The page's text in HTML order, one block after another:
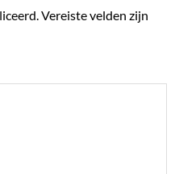
Vereiste velden zijn